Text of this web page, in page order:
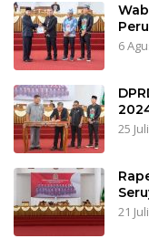
6
25
21